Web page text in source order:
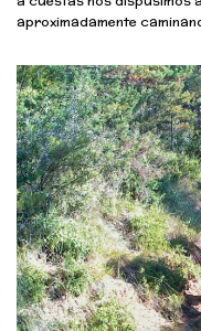
aproximadamente